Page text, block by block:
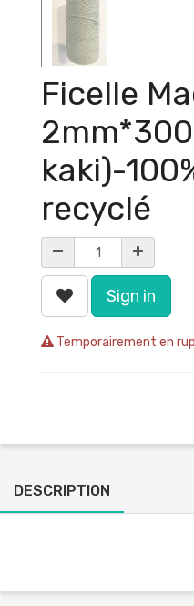
Ficelle
kaki)-
recyclé
Sign in
Temporairement en
DESCRIPTION